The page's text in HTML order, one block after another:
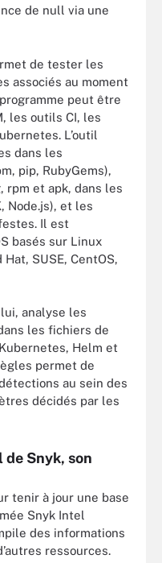
de null via une
de tester les
associés au moment
peut être
les outils CI, les
L’outil
dans les
pip, RubyGems),
rpm et apk, dans les
Node.js), et les
Il est
basés sur Linux
SUSE, CentOS,
analyse les
les fichiers de
Helm et
permet de
au sein des
décidés par les
de Snyk, son
tenir à jour une base
Snyk Intel
des informations
ressources.